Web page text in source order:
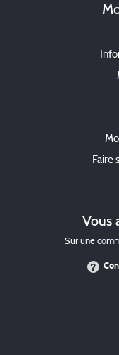
Faire
Vous
Sur une